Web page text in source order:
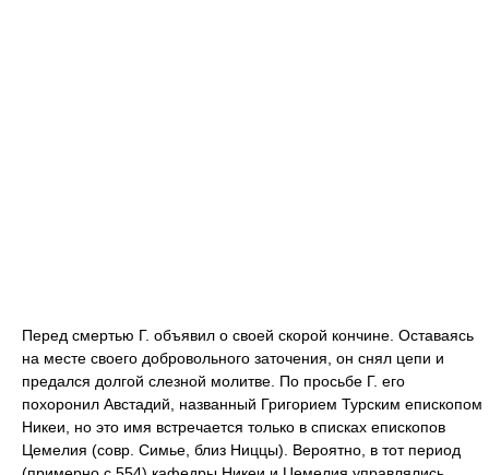
Перед смертью Г. объявил о своей скорой кончине. Оставаясь
на месте своего добровольного заточения, он снял цепи и
предался долгой слезной молитве. По просьбе Г. его
похоронил Австадий, названный Григорием Турским епископом
Никеи, но это имя встречается только в списках епископов
Цемелия (совр. Симье, близ Ниццы). Вероятно, в тот период